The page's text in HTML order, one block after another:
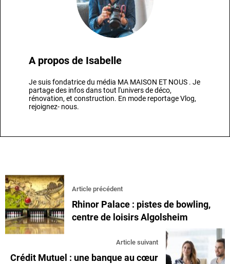
A propos de Isabelle
Je suis fondatrice du média MA MAISON ET NOUS . Je
partage des infos dans tout l'univers de déco,
rénovation, et construction. En mode reportage Vlog,
rejoignez- nous.
Article précédent
Rhinor Palace : pistes de bowling,
centre de loisirs Algolsheim
Article suivant
Crédit Mutuel : une banque au cœur